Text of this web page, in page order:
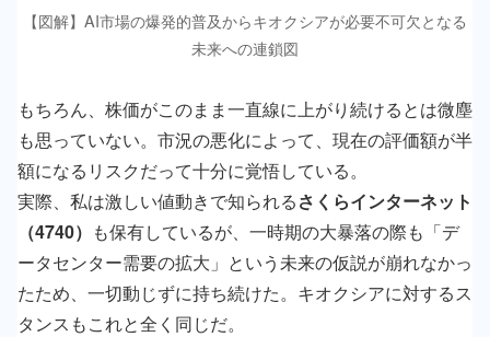
【図解】AI市場の爆発的普及からキオクシアが必要不可欠となる
未来への連鎖図
もちろん、株価がこのまま一直線に上がり続けるとは微塵
も思っていない。市況の悪化によって、現在の評価額が半
額になるリスクだって十分に覚悟している。
実際、私は激しい値動きで知られるさくらインターネット
（4740） も保有しているが、一時期の大暴落の際も「デ
ータセンター需要の拡大」という未来の仮説が崩れなかっ
たため、一切動じずに持ち続けた。キオクシアに対するス
タンスもこれと全く同じだ。